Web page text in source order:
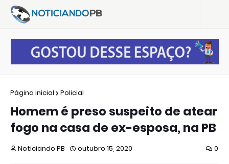
Página inicial Policial
Homem é preso suspeito de atear
fogo na casa de ex-esposa, na PB
Noticiando PB outubro 15, 2020 0